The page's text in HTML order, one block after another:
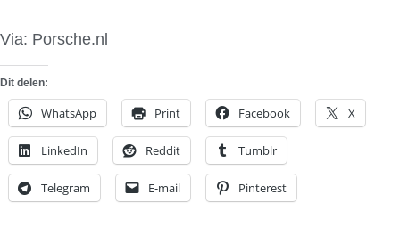
Via: Porsche.nl
Dit delen:
WhatsApp Print Facebook X
LinkedIn Reddit Tumblr
Telegram E-mail Pinterest